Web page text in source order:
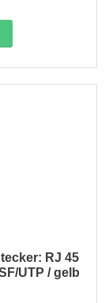
RJ 45
UTP / gelb